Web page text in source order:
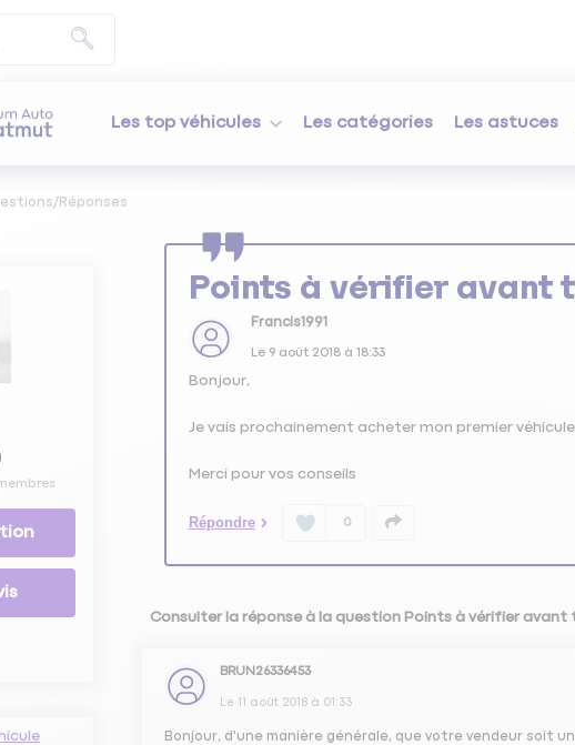
Les top véhicules Les catégories Les astuces
Réponses
Points à vérifier avant
Francis1991
Le 9 août 2018à 18:33
Bonjour,
Je vais prochainement acheter mon premier
Merci pour vos conseils
Répondre 0
Consulter la réponse à la question Points à vérifier
BRUN26336453
Le 11 août 2018 à 01:33
Bonjour, d'une manière générale, que votre vendeur soit